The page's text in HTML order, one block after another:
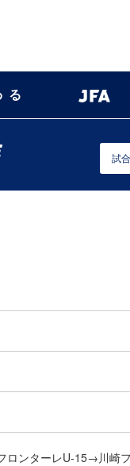
る
試
ンターレU-15→川崎